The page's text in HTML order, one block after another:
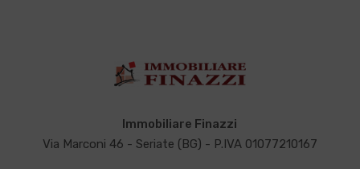
Immobiliare Finazzi
Via Marconi 46 - Seriate (BG) - P.IVA 01077210167